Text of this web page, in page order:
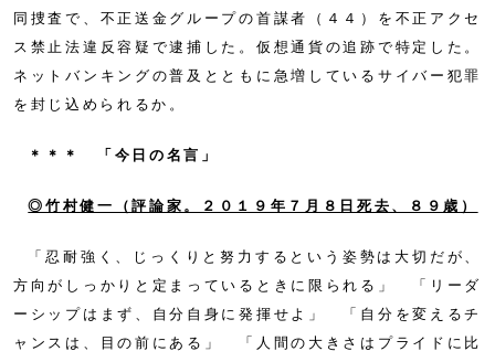
同捜査で、不正送金グループの首謀者（４４）を不正アクセ
ス禁止法違反容疑で逮捕した。仮想通貨の追跡で特定した。
ネットバンキングの普及とともに急増しているサイバー犯罪
を封じ込められるか。
＊＊＊ 「今日の名言」
◎竹村健一（評論家。２０１９年７月８日死去、８９歳 ）
「忍耐強く、じっくりと努力するという姿勢は大切だが、
方向がしっかりと定まっているときに限られる」 「リーダ
ーシップはまず、自分自身に発揮せよ」 「自分を変えるチ
ャンスは、目の前にある」 「人間の大きさはプライドに比